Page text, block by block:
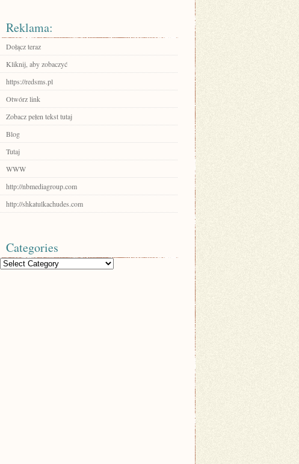
Reklama:
Dołącz teraz
Kliknij, aby zobaczyć
https://redsms.pl
Otwórz link
Zobacz pełen tekst tutaj
Blog
Tutaj
WWW
http://nbmediagroup.com
http://shkatulkachudes.com
Categories
Categories